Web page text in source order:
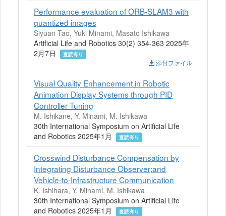
Performance evaluation of ORB-SLAM3 with
quantized images
Siyuan Tao, Yuki Minami, Masato Ishikawa
Artificial Life and Robotics 30(2) 354-363 2025年
2月7日
査読有り
添付ファイル
Visual Quality Enhancement in Robotic
Animation Display Systems through PID
Controller Tuning
M. Ishikane, Y. Minami, M. Ishikawa
30th International Symposium on Artificial Life
and Robotics 2025年1月
査読有り
Crosswind Disturbance Compensation by
Integrating Disturbance Observer;and
Vehicle-to-Infrastructure Communication
K. Ishihara, Y. Minami, M. Ishikawa
30th International Symposium on Artificial Life
and Robotics 2025年1月
査読有り